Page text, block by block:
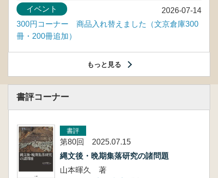
2026-07-14
イベント
300円コーナー 商品入れ替えました（文京倉庫300
冊・200冊追加）
もっと見る
書評コーナー
書評
第80回 2025.07.15
縄文後・晩期集落研究の諸問題
山本暉久 著